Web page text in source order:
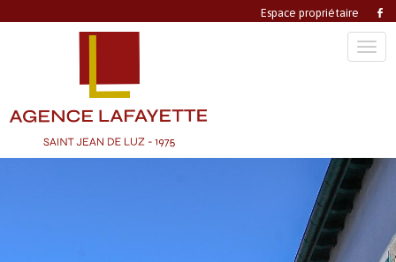
Espace propriétaire